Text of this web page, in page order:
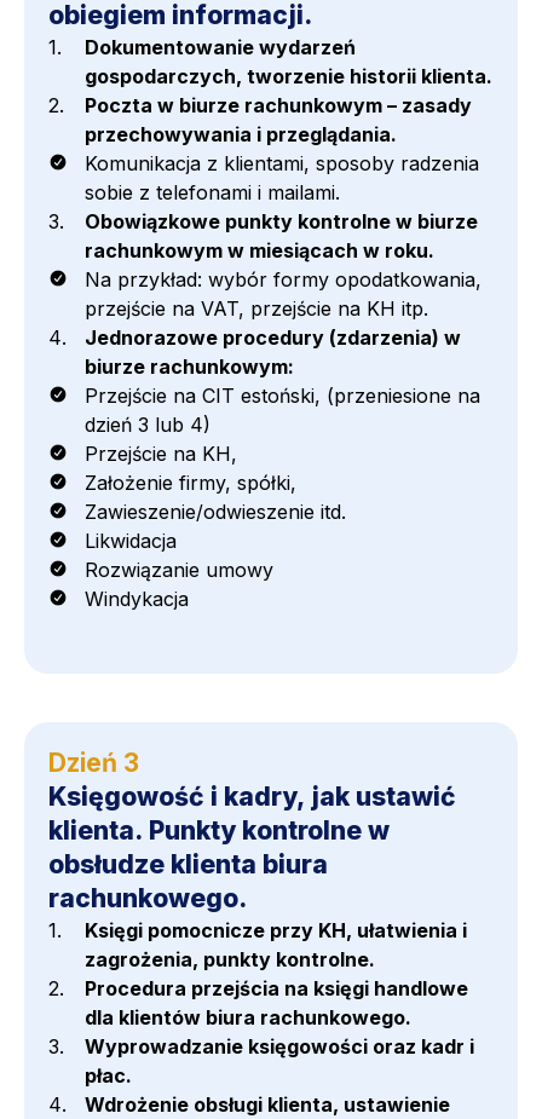
obiegiem informacji.
Dokumentowanie wydarzeń
gospodarczych, tworzenie historii klienta.
Poczta w biurze rachunkowym – zasady
przechowywania i przeglądania.
Komunikacja z klientami, sposoby radzenia
sobie z telefonami i mailami.
Obowiązkowe punkty kontrolne w biurze
rachunkowym w miesiącach w roku.
Na przykład: wybór formy opodatkowania,
przejście na VAT, przejście na KH itp.
Jednorazowe procedury (zdarzenia) w
biurze rachunkowym:
Przejście na CIT estoński, (przeniesione na
dzień 3 lub 4)
Przejście na KH,
Założenie firmy, spółki,
Zawieszenie/odwieszenie itd.
Likwidacja
Rozwiązanie umowy
Windykacja
Dzień 3
Księgowość i kadry, jak ustawić
klienta. Punkty kontrolne w
obsłudze klienta biura
rachunkowego.
Księgi pomocnicze przy KH, ułatwienia i
zagrożenia, punkty kontrolne.
Procedura przejścia na księgi handlowe
dla klientów biura rachunkowego.
Wyprowadzanie księgowości oraz kadr i
płac.
Wdrożenie obsługi klienta, ustawienie